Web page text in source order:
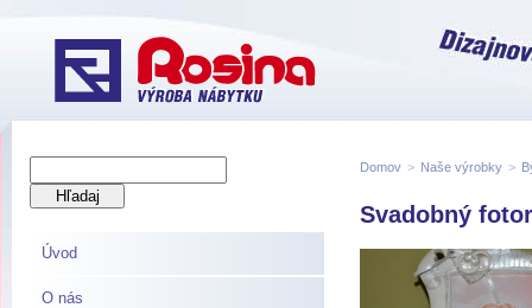
Úvod
O nás
Domov > Naše výrobky >
Svadobný